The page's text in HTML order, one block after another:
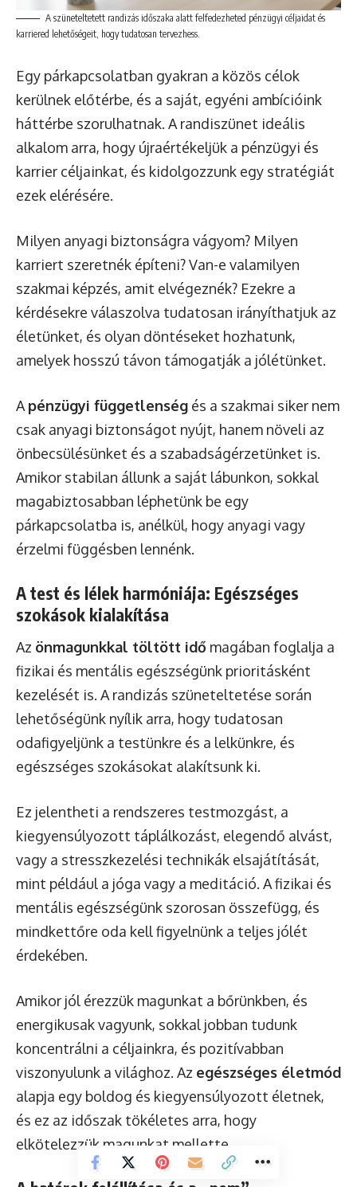
A szüneteltetett randizás időszaka alatt felfedezheted pénzügyi céljaidat és
karriered lehetőségeit, hogy tudatosan tervezhess.
Egy párkapcsolatban gyakran a közös célok
kerülnek előtérbe, és a saját, egyéni ambícióink
háttérbe szorulhatnak. A randiszünet ideális
alkalom arra, hogy újraértékeljük a pénzügyi és
karrier céljainkat, és kidolgozzunk egy stratégiát
ezek elérésére.
Milyen anyagi biztonságra vágyom? Milyen
karriert szeretnék építeni? Van-e valamilyen
szakmai képzés, amit elvégeznék? Ezekre a
kérdésekre válaszolva tudatosan irányíthatjuk az
életünket, és olyan döntéseket hozhatunk,
amelyek hosszú távon támogatják a jólétünket.
A pénzügyi függetlenség és a szakmai siker nem
csak anyagi biztonságot nyújt, hanem növeli az
önbecsülésünket és a szabadságérzetünket is.
Amikor stabilan állunk a saját lábunkon, sokkal
magabiztosabban léphetünk be egy
párkapcsolatba is, anélkül, hogy anyagi vagy
érzelmi függésben lennénk.
A test és lélek harmóniája: Egészséges
szokások kialakítása
Az önmagunkkal töltött idő magában foglalja a
fizikai és mentális egészségünk prioritásként
kezelését is. A randizás szüneteltetése során
lehetőségünk nyílik arra, hogy tudatosan
odafigyeljünk a testünkre és a lelkünkre, és
egészséges szokásokat alakítsunk ki.
Ez jelentheti a rendszeres testmozgást, a
kiegyensúlyozott táplálkozást, elegendő alvást,
vagy a stresszkezelési technikák elsajátítását,
mint például a jóga vagy a meditáció. A fizikai és
mentális egészségünk szorosan összefügg, és
mindkettőre oda kell figyelnünk a teljes jólét
érdekében.
Amikor jól érezzük magunkat a bőrünkben, és
energikusak vagyunk, sokkal jobban tudunk
koncentrálni a céljainkra, és pozitívabban
viszonyulunk a világhoz. Az egészséges életmód
alapja egy boldog és kiegyensúlyozott életnek,
és ez az időszak tökéletes arra, hogy
elkötelezzük magunkat mellette.